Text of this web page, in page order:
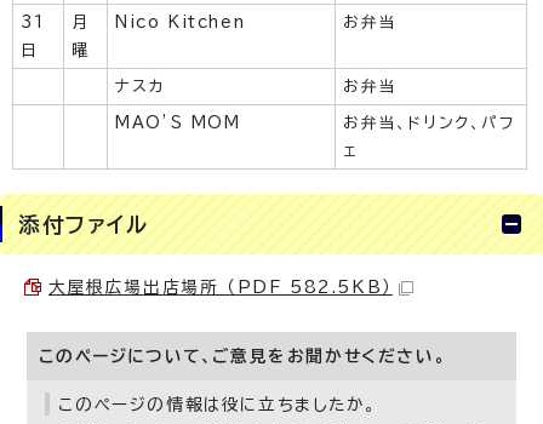
31
日
月
曜
Nico Kitchen お弁当
ナスカ お弁当
MAO’S MOM
お弁当、ドリンク、パフ
ェ
添付ファイル
大屋根広場出店場所 （PDF 582.5KB）
このページについて、ご意見をお聞かせください。
このページの情報は役に立ちましたか。